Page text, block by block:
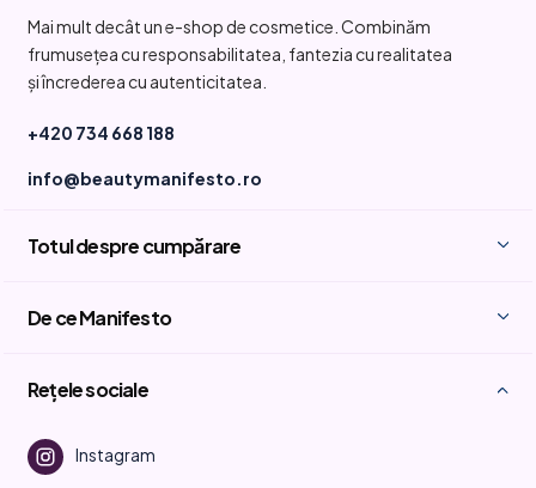
Mai mult decât un e-shop de cosmetice. Combinăm
frumusețea cu responsabilitatea, fantezia cu realitatea
și încrederea cu autenticitatea.
+420 734 668 188
info@beautymanifesto.ro
Totul despre cumpărare
De ce Manifesto
Rețele sociale
Instagram